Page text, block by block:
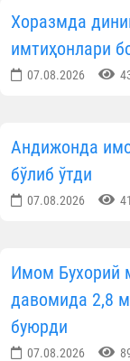
Хоразмда
имтиҳонлари
07.08.2026
Андижонда
бўлиб ўтди
07.08.2026
Имом Бухорий
давомида 2,8
буюрди
07.08.2026